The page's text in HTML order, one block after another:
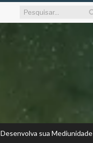
Desenvolva sua Mediunidade